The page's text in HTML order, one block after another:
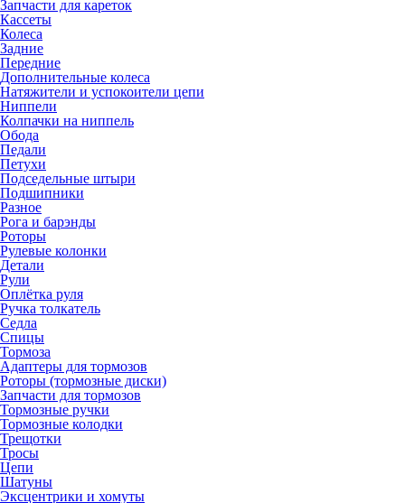
Запчасти для кареток
Кассеты
Колеса
Задние
Передние
Дополнительные колеса
Натяжители и успокоители цепи
Ниппели
Колпачки на ниппель
Обода
Педали
Петухи
Подседельные штыри
Подшипники
Разное
Рога и барэнды
Роторы
Рулевые колонки
Детали
Рули
Оплётка руля
Ручка толкатель
Седла
Спицы
Тормоза
Адаптеры для тормозов
Роторы (тормозные диски)
Запчасти для тормозов
Тормозные ручки
Тормозные колодки
Трещотки
Тросы
Цепи
Шатуны
Эксцентрики и хомуты